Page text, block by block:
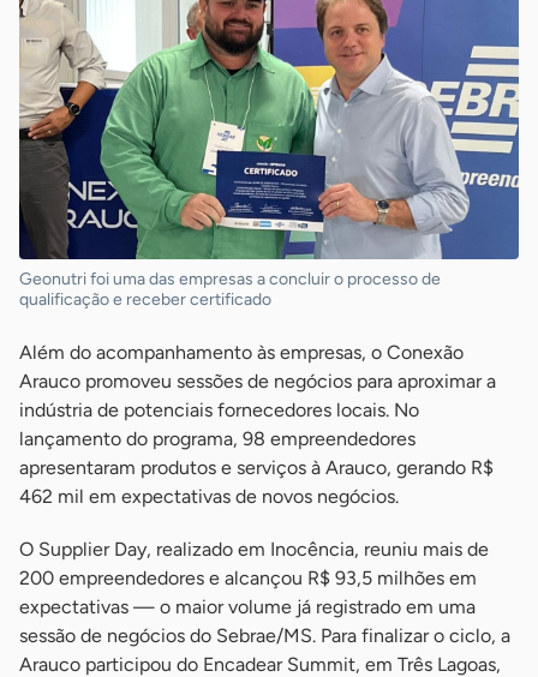
Geonutri foi uma das empresas a concluir o processo de
qualificação e receber certificado
Além do acompanhamento às empresas, o Conexão
Arauco promoveu sessões de negócios para aproximar a
indústria de potenciais fornecedores locais. No
lançamento do programa, 98 empreendedores
apresentaram produtos e serviços à Arauco, gerando R$
462 mil em expectativas de novos negócios.
O Supplier Day, realizado em Inocência, reuniu mais de
200 empreendedores e alcançou R$ 93,5 milhões em
expectativas — o maior volume já registrado em uma
sessão de negócios do Sebrae/MS. Para finalizar o ciclo, a
Arauco participou do Encadear Summit, em Três Lagoas,